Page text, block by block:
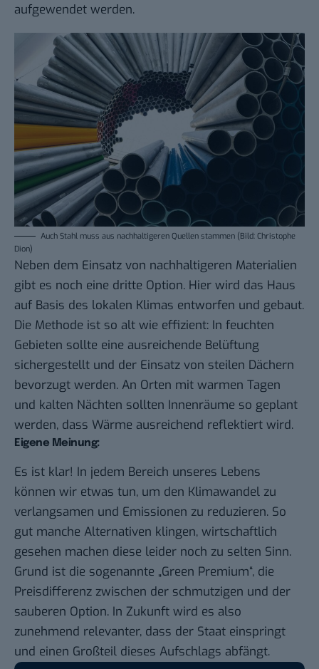
aufgewendet werden.
Auch Stahl muss aus nachhaltigeren Quellen stammen (Bild: Christophe
Dion)
Neben dem Einsatz von nachhaltigeren Materialien
gibt es noch eine dritte Option. Hier wird das Haus
auf Basis des lokalen Klimas entworfen und gebaut.
Die Methode ist so alt wie effizient: In feuchten
Gebieten sollte eine ausreichende Belüftung
sichergestellt und der Einsatz von steilen Dächern
bevorzugt werden. An Orten mit warmen Tagen
und kalten Nächten sollten Innenräume so geplant
werden, dass Wärme ausreichend reflektiert wird.
Eigene Meinung:
Es ist klar! In jedem Bereich unseres Lebens
können wir etwas tun, um den Klimawandel zu
verlangsamen und Emissionen zu reduzieren. So
gut manche Alternativen klingen, wirtschaftlich
gesehen machen diese leider noch zu selten Sinn.
Grund ist die sogenannte „Green Premium“, die
Preisdifferenz zwischen der schmutzigen und der
sauberen Option. In Zukunft wird es also
zunehmend relevanter, dass der Staat einspringt
und einen Großteil dieses Aufschlags abfängt.